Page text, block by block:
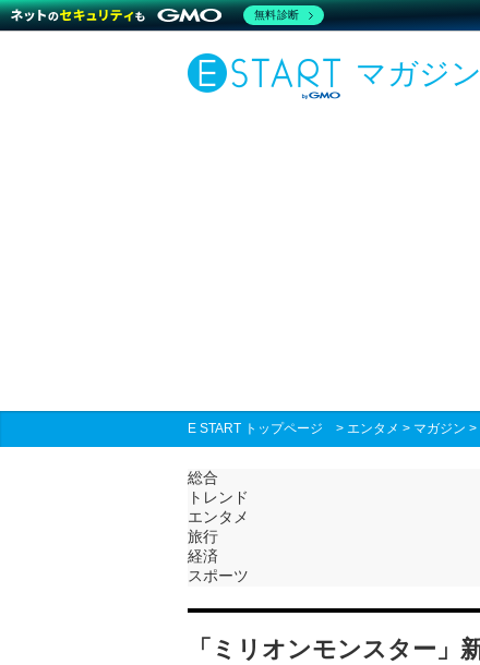
マガジン
E START トップページ > エンタメ > マガジン
総合
トレンド
エンタメ
旅行
経済
スポーツ
「ミリオンモンスター」
無料診断